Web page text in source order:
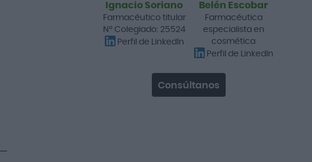
Añadir a la cesta
Ignacio Soriano
Farmacéutico titular
Nº Colegiado: 25524
Perfil de LinkedIn
Belén Escobar
Farmacéutica
especialista en
cosmética
Perfil de LinkedIn
Consúltanos